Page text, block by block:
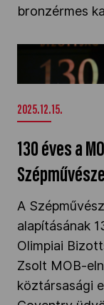
bronzérmes
130 éves a
2025.12.15.
130 éves a
A
alapításának
Olimpiai
Zsolt MOB-
köztársasági